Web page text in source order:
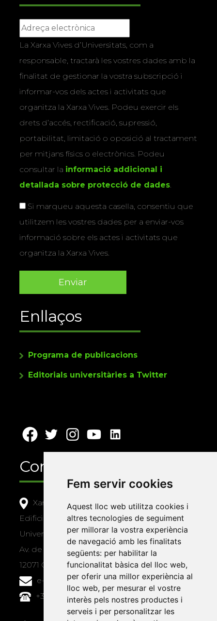
Fem servir cookies
Aquest lloc web utilitza cookies i
altres tecnologies de seguiment
per millorar la vostra experiència
de navegació amb les finalitats
següents: per habilitar la
funcionalitat bàsica del lloc web,
per oferir una millor experiència al
lloc web, per mesurar el vostre
interès pels nostres productes i
serveis i per personalitzar les
La Xarxa Vives d’Universitats, com a
responsable, tractarà les vostres dades amb la
finalitat de gestionar la vostra subscripció i
informar-vos dels actes i activitats que
organitza la Xarxa Vives. Podeu exercir els
drets d’accés, rectificació, supressió,
portabilitat, limitació o oposició al tractament
per mitjans físics o electrònics. Podeu
consultar la informació addicional i
detallada sobre protecció de dades.
Si marqueu aquesta casella, consentiu que
utilitzem les vostres dades per a enviar-vos
informació sobre els actes i activitats que
organitza la Xarxa Vives.
Enllaços
Programa de publicacions
Editorials universitàries a Twitter
Contacte
Xarxa Vives d'Universitats
Edifici Àgora
Universitat Jaume I, local 10
Av. de Vicent Sos Baynat, s/n
12071 Castelló de la Plana
e-buc@vives.org
+34 964 72 89 93